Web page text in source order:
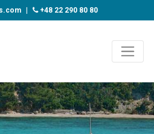
+48 22 290 80 80